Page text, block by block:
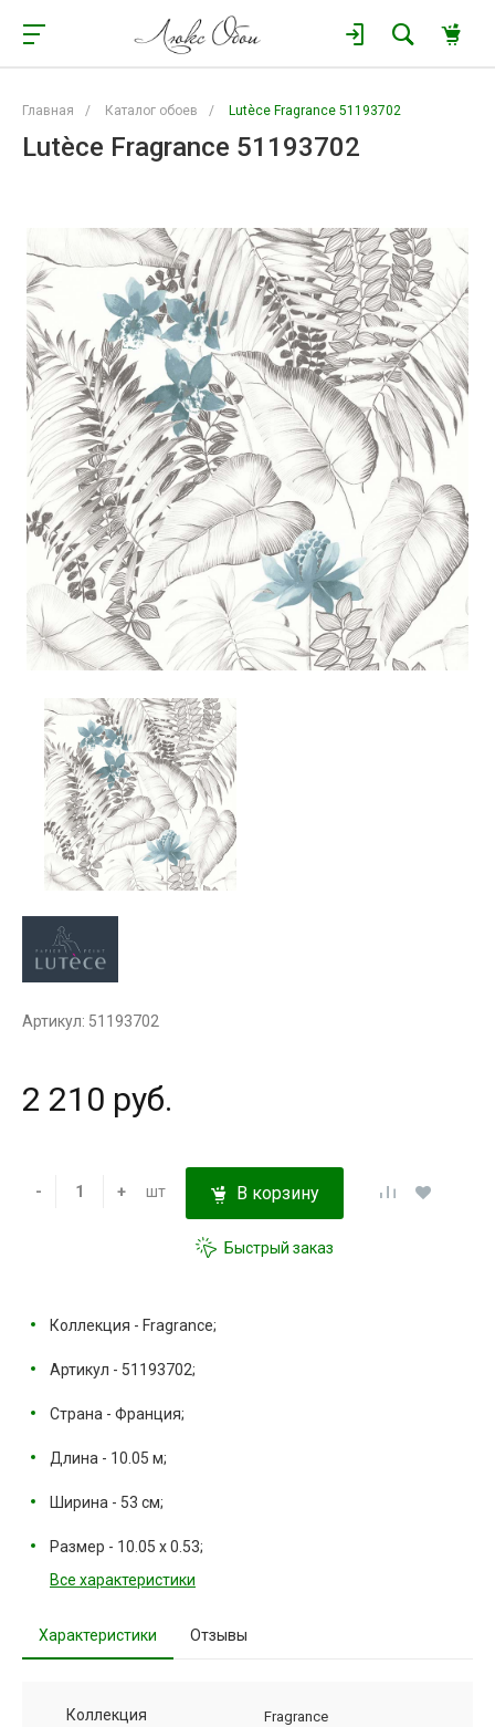
Главная / Каталог обоев / Lutèce Fragrance 51193702
Lutèce Fragrance 51193702
Артикул: 51193702
2 210 руб.
- + шт В корзину
Быстрый заказ
Коллекция - Fragrance;
Артикул - 51193702;
Страна - Франция;
Длина - 10.05 м;
Ширина - 53 см;
Размер - 10.05 х 0.53;
Все характеристики
Характеристики Отзывы
Коллекция Fragrance